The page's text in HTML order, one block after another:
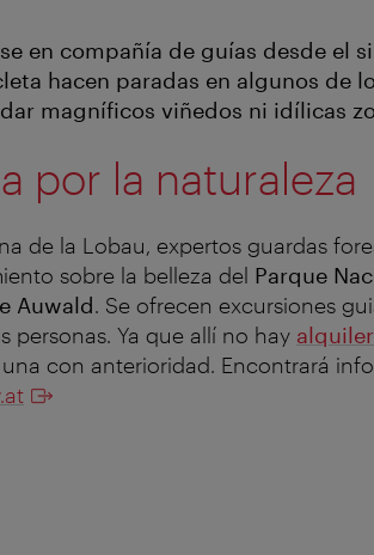
en compañía de guías desde el
hacen paradas en algunos de
magníficos viñedos ni idílicas
por la naturaleza
de la Lobau, expertos guardas
sobre la belleza del Parque
Auwald. Se ofrecen excursiones
personas. Ya que allí no hay
con anterioridad. Encontrará